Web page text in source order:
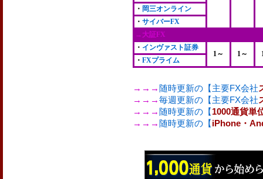
・ 岡三オンライン
・ サイバーFX
→大証FX
・ インヴァスト証券
1～ 1～
・ FXプライム
→→→ 随時更新の【主要FX会社
→→→毎週更新の【主要FX会社
→→→ 随時更新の【1000通貨単
→→→ 随時更新の【iPhone・